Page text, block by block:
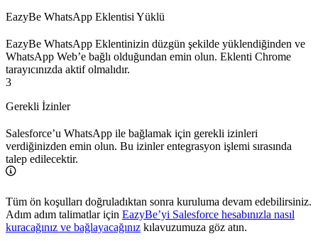
EazyBe WhatsApp Eklentisi Yüklü
EazyBe WhatsApp Eklentinizin düzgün şekilde yüklendiğinden ve
WhatsApp Web’e bağlı olduğundan emin olun. Eklenti Chrome
tarayıcınızda aktif olmalıdır.
3
Gerekli İzinler
Salesforce’u WhatsApp ile bağlamak için gerekli izinleri
verdiğinizden emin olun. Bu izinler entegrasyon işlemi sırasında
talep edilecektir.
Tüm ön koşulları doğruladıktan sonra kuruluma devam edebilirsiniz.
Adım adım talimatlar için EazyBe’yi Salesforce hesabınızla nasıl
kuracağınız ve bağlayacağınız kılavuzumuza göz atın.